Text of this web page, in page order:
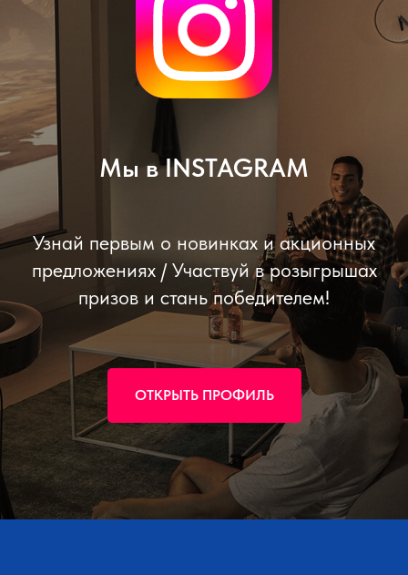
Мы в INSTAGRAM
Узнай первым о новинках и акционных
предложениях / Участвуй в розыгрышах
призов и стань победителем!
ОТКРЫТЬ ПРОФИЛЬ